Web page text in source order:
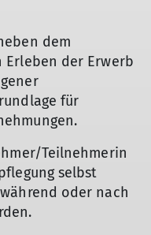
dem
der Erwerb
für
Teilnehmerin
selbst
oder nach